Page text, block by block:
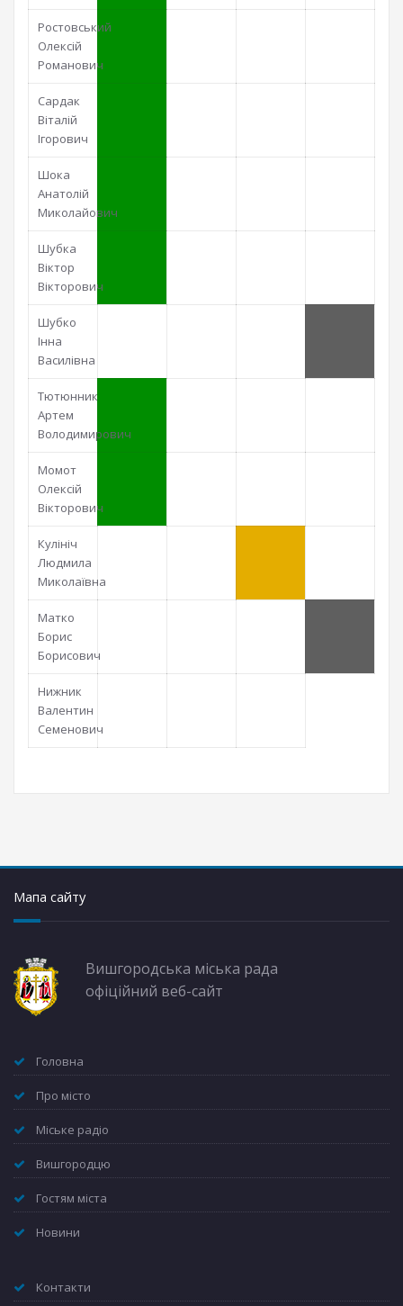
Ростовський
Олексій
Романович
Сардак
Віталій
Ігорович
Шока
Анатолій
Миколайович
Шубка
Віктор
Вікторович
Шубко
Інна
Василівна
Тютюнник
Артем
Володимирович
Момот
Олексій
Вікторович
Кулініч
Людмила
Миколаївна
Матко
Борис
Борисович
Нижник
Валентин
Семенович
Мапа сайту
Вишгородська міська рада
офіційний веб-сайт
Головна
Про місто
Міське радіо
Вишгородцю
Гостям міста
Новини
Контакти